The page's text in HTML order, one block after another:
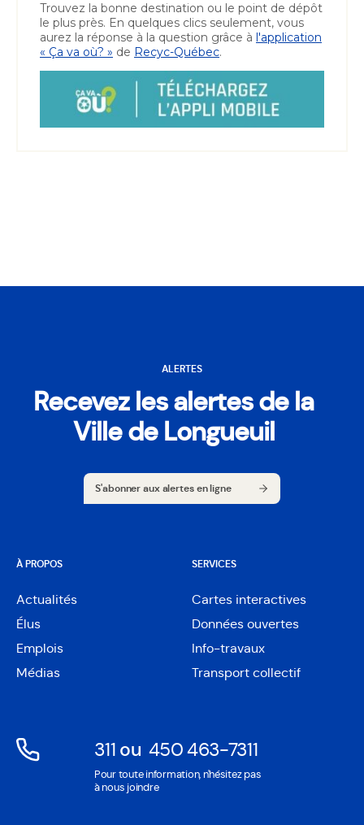
Trouvez la bonne destination ou le point de dépôt
le plus près. En quelques clics seulement, vous
aurez la réponse à la question grâce à l'application
« Ça va où? » de Recyc-Québec.
ALERTES
Recevez les alertes de la
Ville de Longueuil
S'abonner aux alertes en ligne
À PROPOS
Actualités
Élus
Emplois
Médias
SERVICES
Cartes interactives
Ouvre
dans
une
nouvelle
Données ouvertes
Ouvre
dans
une
Info-travaux
Transport collectif
311Ouvre
dans
ou 450 463-7311
Ouvre
dans
Pour toute information, n'hésitez pas
à nous joindre